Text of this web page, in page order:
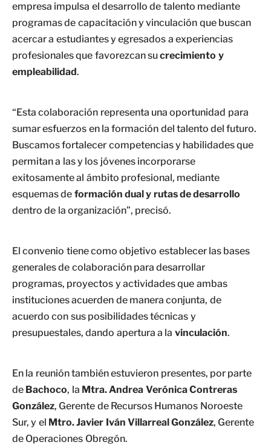
empresa impulsa el desarrollo de talento mediante
programas de capacitación y vinculación que buscan
acercar a estudiantes y egresados a experiencias
profesionales que favorezcan sucrecimiento y
empleabilidad.
“Esta colaboración representa una oportunidad para
sumar esfuerzos en la formación del talento del futuro.
Buscamos fortalecer competencias y habilidades que
permitan a las y los jóvenes incorporarse
exitosamente al ámbito profesional, mediante
esquemas de formación dual y rutas de desarrollo
dentro de la organización”, precisó.
El convenio tiene como objetivo establecer las bases
generales de colaboración para desarrollar
programas, proyectos y actividades que ambas
instituciones acuerden de manera conjunta, de
acuerdo con sus posibilidades técnicas y
presupuestales, dando apertura a la vinculación.
En la reunión también estuvieron presentes, por parte
de Bachoco, la Mtra. Andrea Verónica Contreras
González, Gerente de Recursos Humanos Noroeste
Sur, y el Mtro. Javier Iván Villarreal González, Gerente
de Operaciones Obregón.